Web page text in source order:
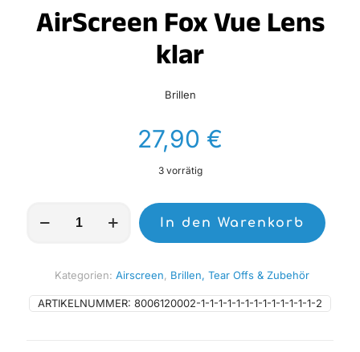
AirScreen Fox Vue Lens
klar
Brillen
27,90 €
3 vorrätig
Fox
In den Warenkorb
ARTIKELNUMMER: 8006120002-1-1-1-1-1-1-1-1-1-1-1-1-1-2
Kategorien: Airscreen, Brillen, Tear Offs & Zubehör